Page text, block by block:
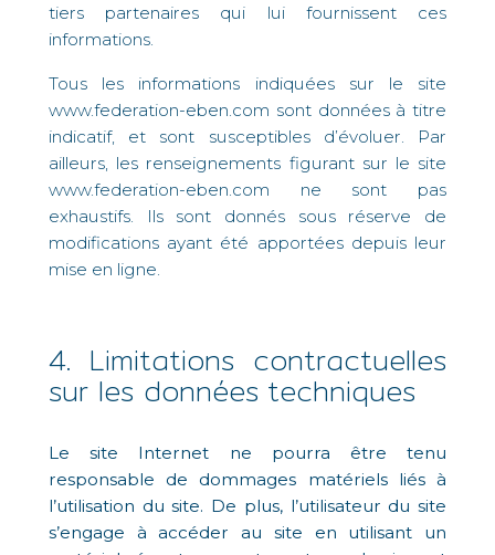
tiers partenaires qui lui fournissent ces
informations.
Tous les informations indiquées sur le site
www.federation-eben.com sont données à titre
indicatif, et sont susceptibles d’évoluer. Par
ailleurs, les renseignements figurant sur le site
www.federation-eben.com ne sont pas
exhaustifs. Ils sont donnés sous réserve de
modifications ayant été apportées depuis leur
mise en ligne.
4. Limitations contractuelles
sur les données techniques
Le site Internet ne pourra être tenu
responsable de dommages matériels liés à
l’utilisation du site. De plus, l’utilisateur du site
s’engage à accéder au site en utilisant un